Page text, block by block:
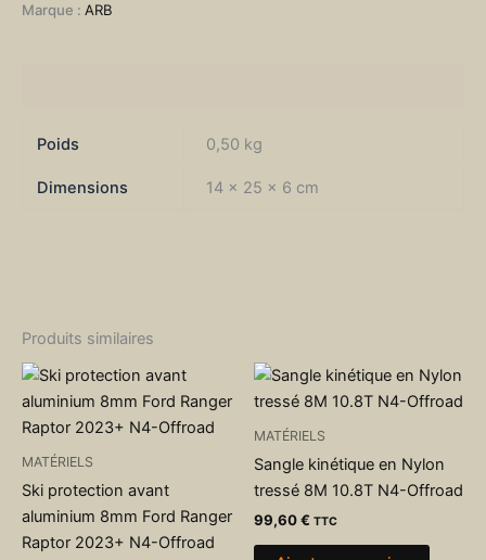
Marque : ARB
Poids 0,50 kg
Dimensions 14 × 25 × 6 cm
Produits similaires
MATÉRIELS
Ski protection avant
aluminium 8mm Ford Ranger
Raptor 2023+ N4-Offroad
MATÉRIELS
Sangle kinétique en Nylon
tressé 8M 10.8T N4-Offroad
99,60€ TTC